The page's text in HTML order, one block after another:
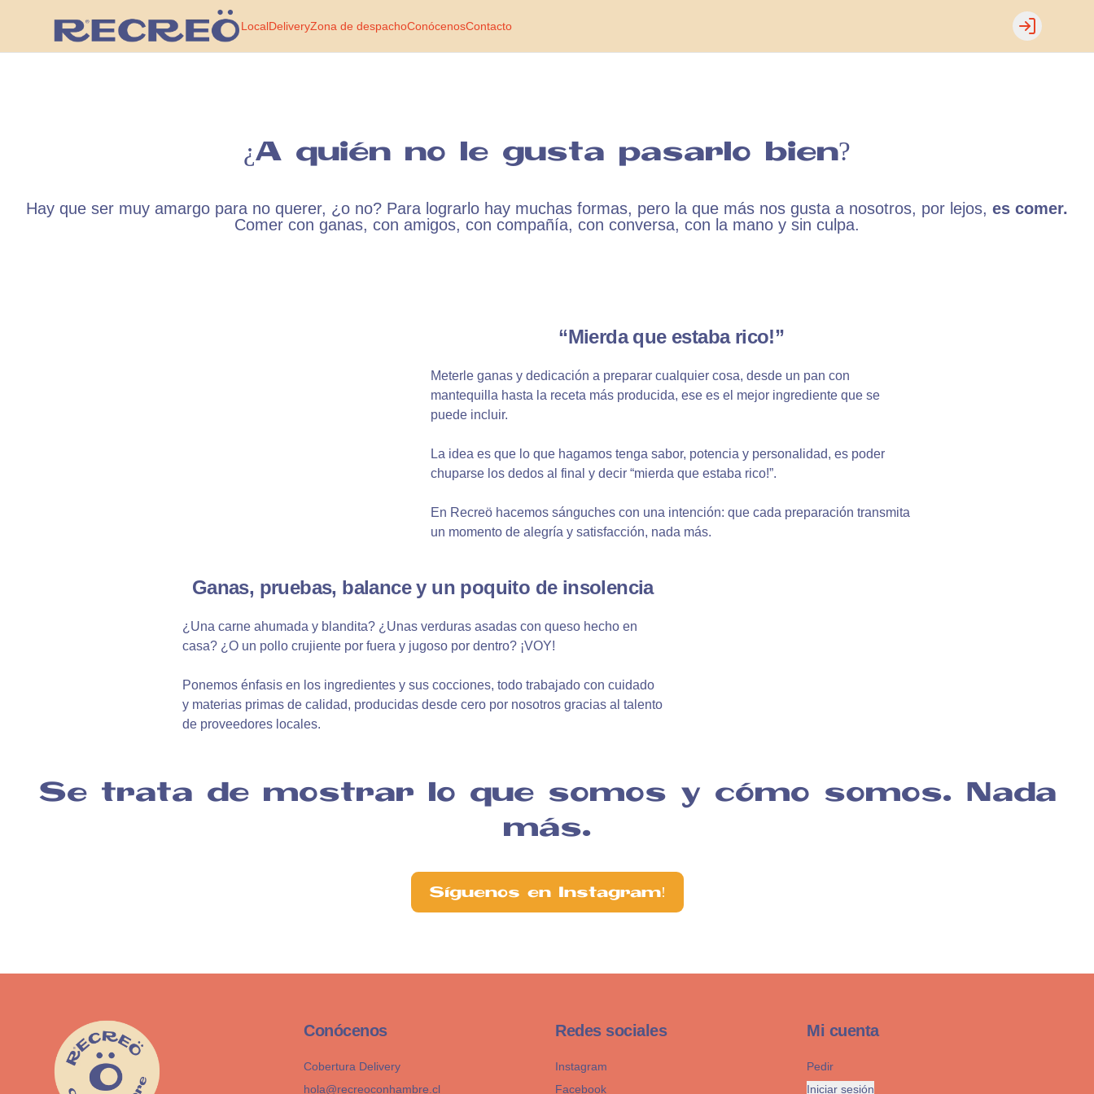
LocalDeliveryZona de despachoConócenosContacto
Login
¿A quién no le gusta pasarlo bien?
Hay que ser muy amargo para no querer, ¿o no? Para lograrlo hay muchas formas, pero la que más nos gusta a nosotros, por lejos, es comer.
Comer con ganas, con amigos, con compañía, con conversa, con la mano y sin culpa.
“Mierda que estaba rico!”
Meterle ganas y dedicación a preparar cualquier cosa, desde un pan con
mantequilla hasta la receta más producida, ese es el mejor ingrediente que se
puede incluir.
La idea es que lo que hagamos tenga sabor, potencia y personalidad, es poder
chuparse los dedos al final y decir “mierda que estaba rico!”.
En Recreö hacemos sánguches con una intención: que cada preparación transmita
un momento de alegría y satisfacción, nada más.
Ganas, pruebas, balance y un poquito de insolencia
¿Una carne ahumada y blandita? ¿Unas verduras asadas con queso hecho en
casa? ¿O un pollo crujiente por fuera y jugoso por dentro? ¡VOY!
Ponemos énfasis en los ingredientes y sus cocciones, todo trabajado con cuidado
y materias primas de calidad, producidas desde cero por nosotros gracias al talento
de proveedores locales.
Se trata de mostrar lo que somos y cómo somos. Nada
más.
Síguenos en Instagram!
Conócenos
Cobertura Delivery
hola@recreoconhambre.cl
Redes sociales
Instagram
Facebook
Mi cuenta
Pedir
Iniciar sesión